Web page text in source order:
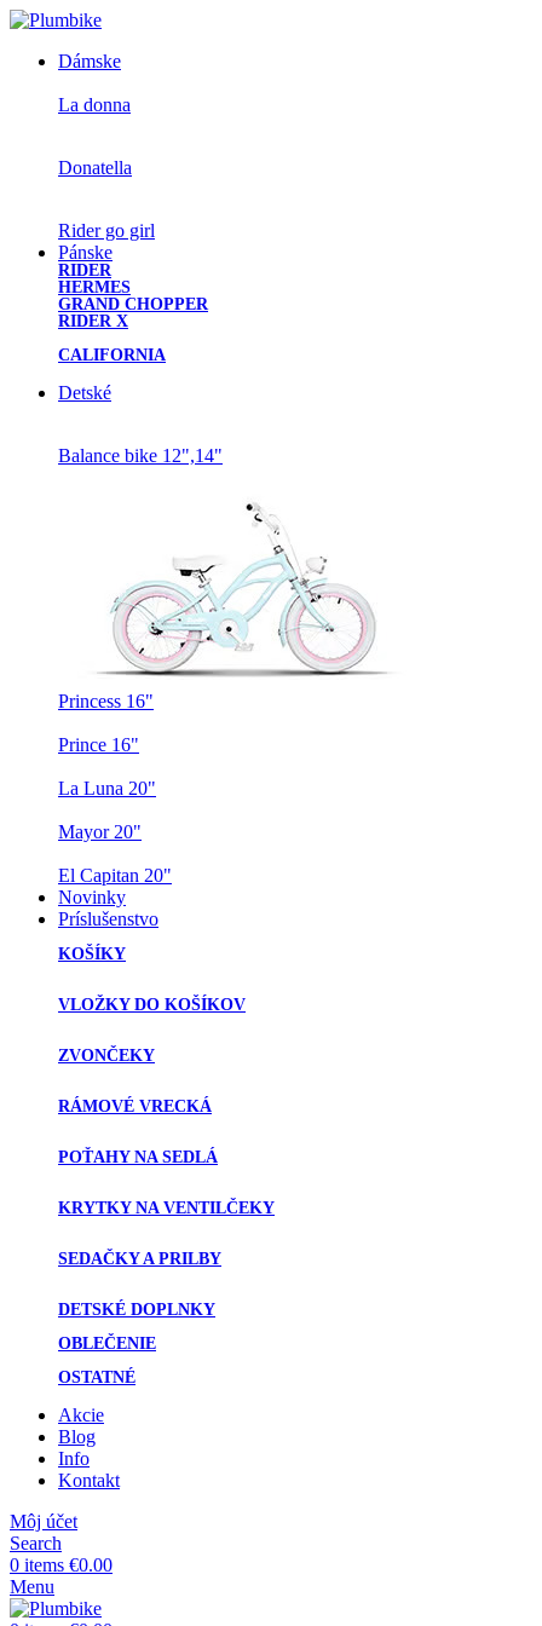
Dámske
La donna
Donatella
Rider go girl
Pánske
RIDER
HERMES
GRAND CHOPPER
RIDER X
CALIFORNIA
Detské
Balance bike 12",14"
Princess 16"
Prince 16"
La Luna 20"
Mayor 20"
El Capitan 20"
Novinky
Príslušenstvo
KOŠÍKY
VLOŽKY DO KOŠÍKOV
ZVONČEKY
RÁMOVÉ VRECKÁ
POŤAHY NA SEDLÁ
KRYTKY NA VENTILČEKY
SEDAČKY A PRILBY
DETSKÉ DOPLNKY
OBLEČENIE
OSTATNÉ
Akcie
Blog
Info
Kontakt
Môj účet
Search
0 items €0.00
Menu
Nevyhnutné
Tieto súbory
cookie nie sú
voliteľné. Sú
potrebné pre
fungovanie
webovej
stránky.
Štatistiky
Aby sme
funkčnosť
webovej
základe
používania
webovej
Používateľská
Aby naša
stránka počas
vašej návštevy
fungovala čo
tieto súbory
cookie
odmietnete,
niektoré
webovej
stránky zmiznú.